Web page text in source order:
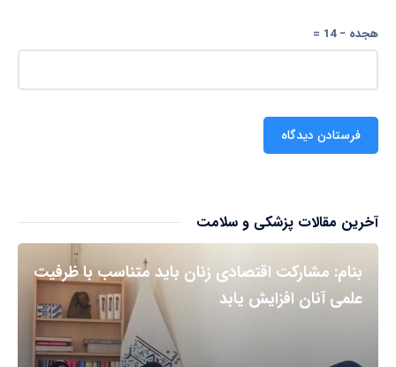
هجده − 14 =
آخرین مقالات پزشکی و سلامت
بنام: مشارکت اقتصادی زنان باید متناسب با ظرفیت
علمی آنان افزایش یابد